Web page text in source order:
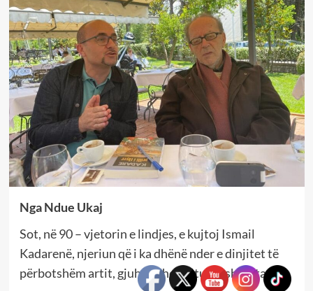
Nga Ndue Ukaj
Sot, në 90 – vjetorin e lindjes, e kujtoj Ismail
Kadarenë, njeriun që i ka dhënë nder e dinjitet të
përbotshëm artit, gjuhës dhe kulturës shqiptare.